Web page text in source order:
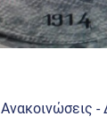
Ανακοινώσεις -